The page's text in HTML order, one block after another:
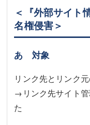
＜『外部サイト
名権侵害＞
あ 対象
リンク先とリンク
→リンク先サイト
た